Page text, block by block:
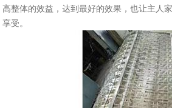
高整体的效益，达到最好的效果，也让主人
享受。